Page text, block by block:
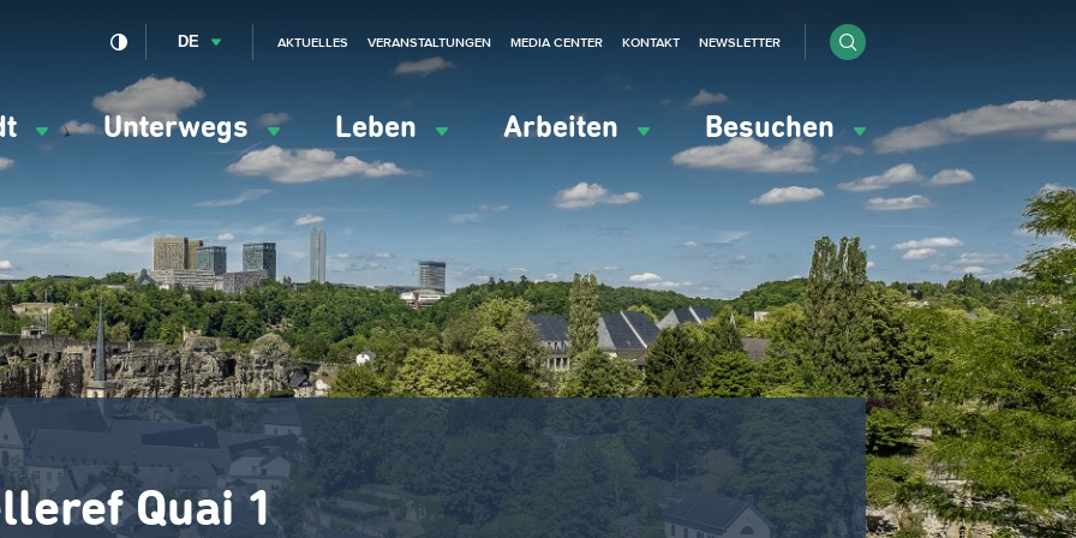
Unterwegs Leben Arbeiten Besuchen
DE AKTUELLES VERANSTALTUNGEN MEDIA CENTER KONTAKT NEWSLETTER
Quai 1